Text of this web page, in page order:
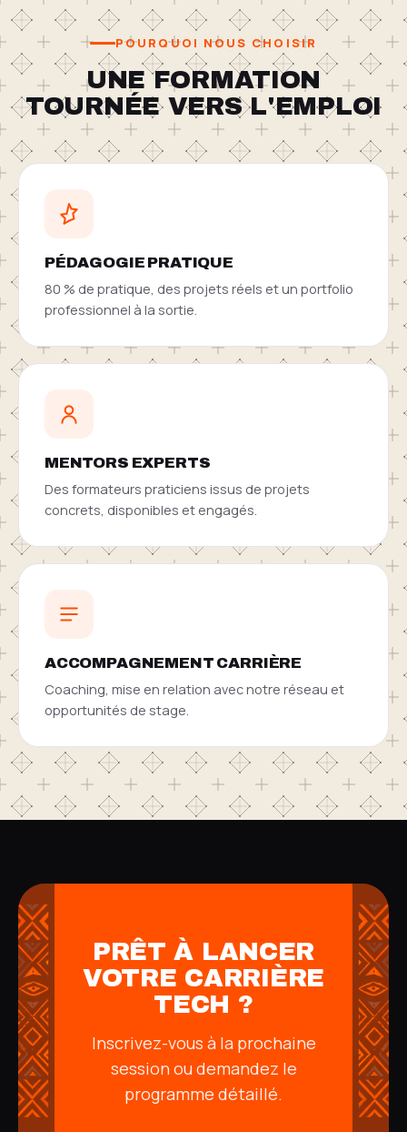
POURQUOI NOUS CHOISIR
UNE FORMATION
TOURNÉE VERS L'EMPLOI
PÉDAGOGIE PRATIQUE
80 % de pratique, des projets réels et un portfolio
professionnel à la sortie.
MENTORS EXPERTS
Des formateurs praticiens issus de projets
concrets, disponibles et engagés.
ACCOMPAGNEMENT CARRIÈRE
Coaching, mise en relation avec notre réseau et
opportunités de stage.
PRÊT À LANCER
VOTRE CARRIÈRE
TECH ?
Inscrivez-vous à la prochaine
session ou demandez le
programme détaillé.